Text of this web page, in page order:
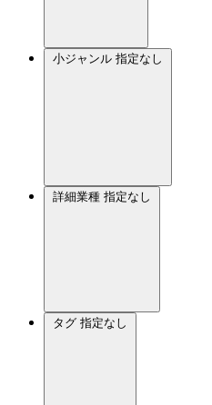
小ジャンル 指定なし
詳細業種 指定なし
タグ 指定なし